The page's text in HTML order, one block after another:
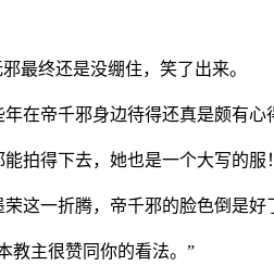
最终还是没绷住，笑了出来。
在帝千邪身边待得还真是颇有
拍得下去，她也是一个大写的服！
这一折腾，帝千邪的脸色倒是好
教主很赞同你的看法。”